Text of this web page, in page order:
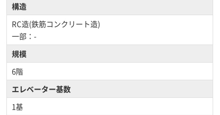
構造
RC造(鉄筋コンクリート造)
一部：-
規模
6階
エレベーター基数
1基